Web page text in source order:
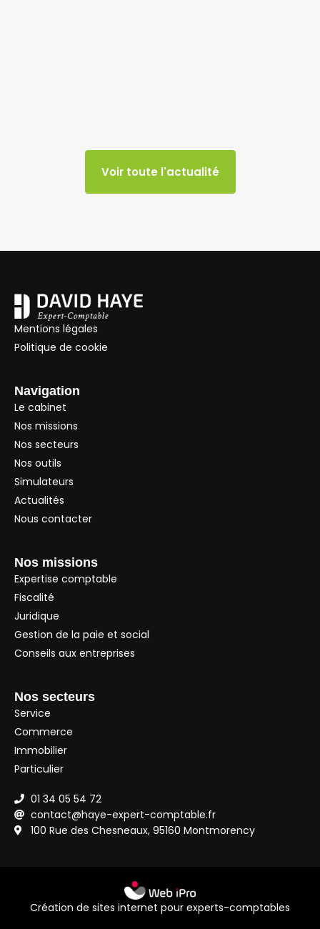
Voir toute l'actualité
Mentions légales
Politique de cookie
Navigation
Le cabinet
Nos missions
Nos secteurs
Nos outils
Simulateurs
Actualités
Nous contacter
Nos missions
Expertise comptable
Fiscalité
Juridique
Gestion de la paie et social
Conseils aux entreprises
Nos secteurs
Service
Commerce
Immobilier
Particulier
01 34 05 54 72
contact@haye-expert-comptable.fr
100 Rue des Chesneaux, 95160 Montmorency
Création de sites internet pour experts-comptables